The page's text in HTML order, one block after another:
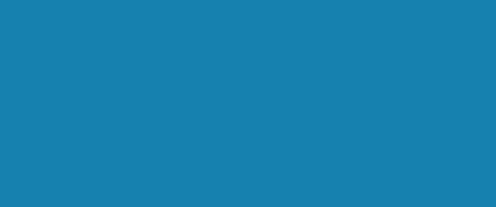
ra bất cứ lỗi kỹ thuật nào từ phía nhà sản xuất.
nhau cho các văn phòng, trường học, nhà máy trên